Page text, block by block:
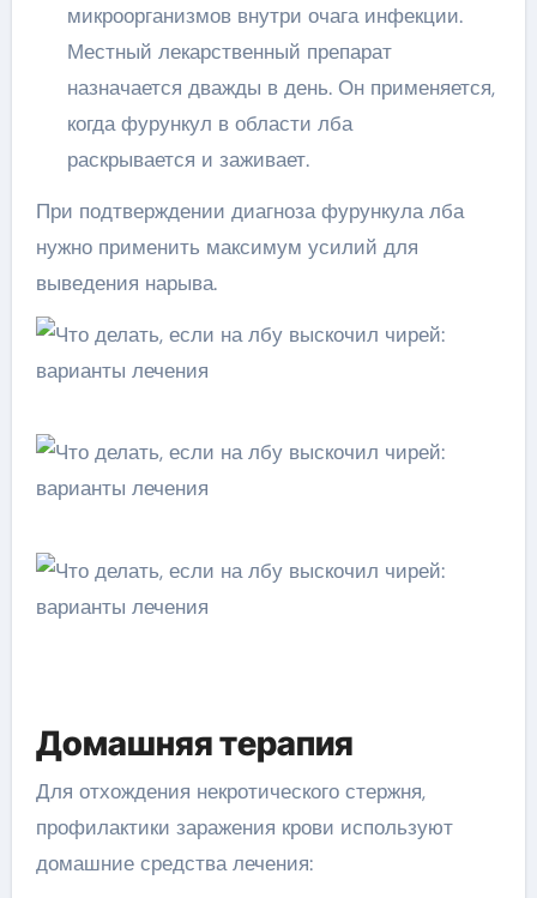
микроорганизмов внутри очага инфекции.
Местный лекарственный препарат
назначается дважды в день. Он применяется,
когда фурункул в области лба
раскрывается и заживает.
При подтверждении диагноза фурункула лба
нужно применить максимум усилий для
выведения нарыва.
Домашняя терапия
Для отхождения некротического стержня,
профилактики заражения крови используют
домашние средства лечения: